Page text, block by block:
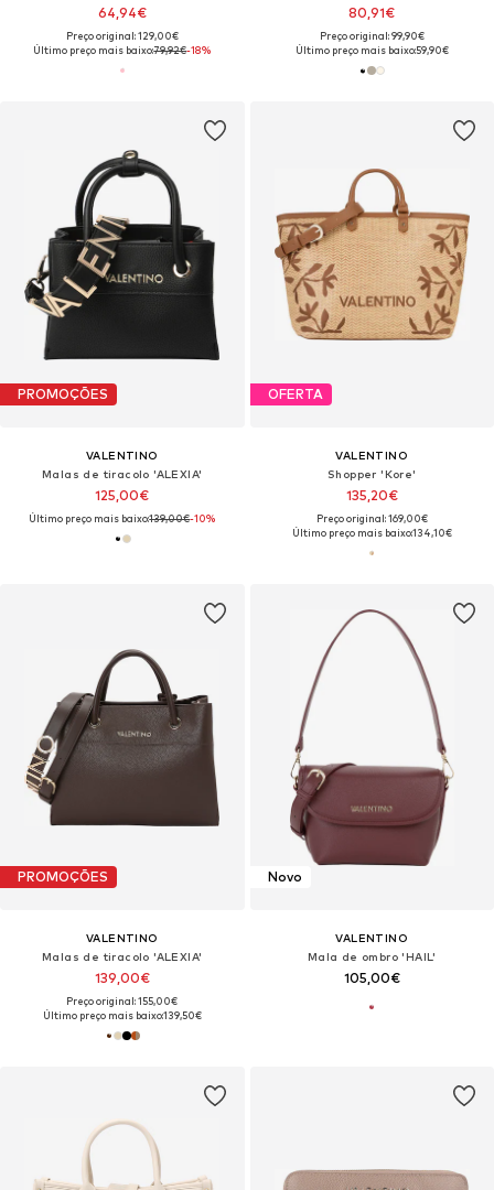
64,94€
Preço original: 129,00€
Último preço mais baixo:79,92€-18%
80,91€
Preço original: 99,90€
Último preço mais baixo:59,90€
PROMOÇÕES
VALENTINO
Malas de tiracolo 'ALEXIA'
125,00€
Último preço mais baixo:139,00€-10%
OFERTA
VALENTINO
Shopper 'Kore'
135,20€
Preço original: 169,00€
Último preço mais baixo:134,10€
PROMOÇÕES
VALENTINO
Malas de tiracolo 'ALEXIA'
139,00€
Preço original: 155,00€
Último preço mais baixo:139,50€
Novo
VALENTINO
Mala de ombro 'HAIL'
105,00€